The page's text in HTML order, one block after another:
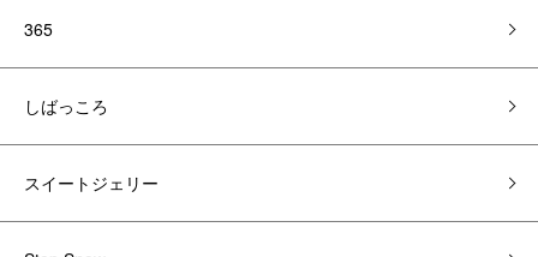
365
しばっころ
スイートジェリー